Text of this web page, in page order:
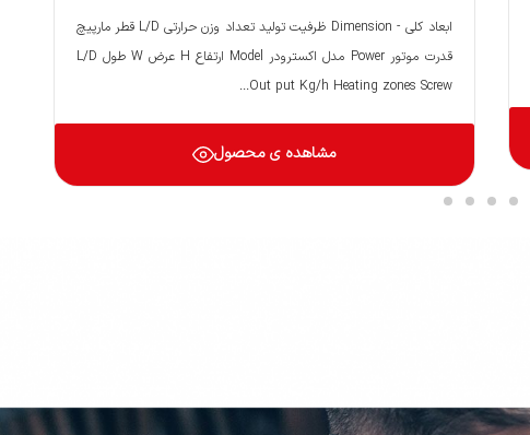
ابعاد کلی - Dimension ظرفیت تولید تعداد وزن حرارتی L/D قطر مارپیچ
قدرت موتور Power مدل اکسترودر Model ارتفاع H عرض W طول L/D
Out put Kg/h Heating zones Screw...
مشاهده ی محصول